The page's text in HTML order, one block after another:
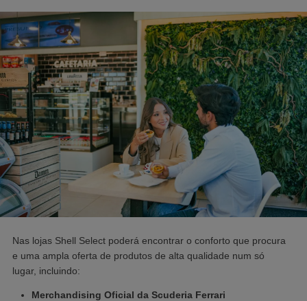
Nas lojas Shell Select poderá encontrar o conforto que procura
e uma ampla oferta de produtos de alta qualidade num só
lugar, incluindo:
Merchandising Oficial da Scuderia Ferrari